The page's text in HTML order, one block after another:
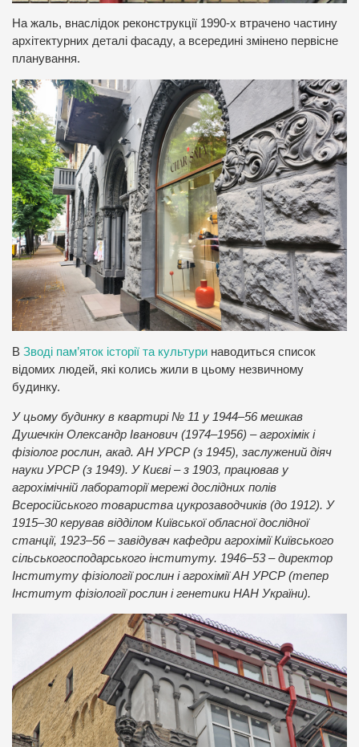
На жаль, внаслідок реконструкції 1990-х втрачено частину
архітектурних деталі фасаду, а всередині змінено первісне
планування.
В Зводі пам’яток історії та культури наводиться список
відомих людей, які колись жили в цьому незвичному
будинку.
У цьому будинку в квартирі № 11 у 1944–56 мешкав
Душечкін Олександр Іванович (1974–1956) – агрохімік і
фізіолог рослин, акад. АН УРСР (з 1945), заслужений діяч
науки УРСР (з 1949). У Києві – з 1903, працював у
агрохімічній лабораторії мережі дослідних полів
Всеросійського товариства цукрозаводчиків (до 1912). У
1915–30 керував відділом Київської обласної дослідної
станції, 1923–56 – завідувач кафедри агрохімії Київського
сільськогосподарського інституту. 1946–53 – директор
Інституту фізіології рослин і агрохімії АН УРСР (тепер
Інститут фізіології рослин і генетики НАН України).